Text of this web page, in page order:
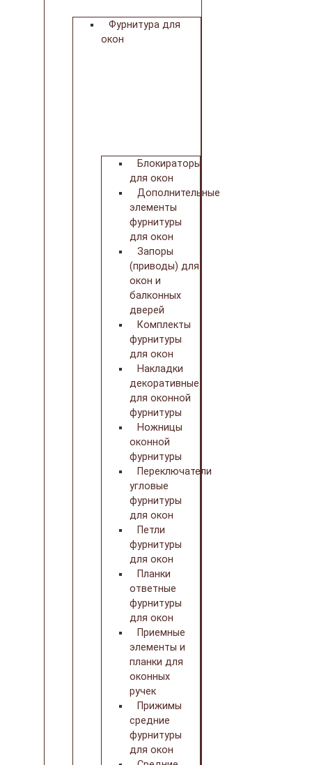
Фурнитура для
окон
Блокираторы
для окон
Дополнительные
элементы
фурнитуры
для окон
Запоры
(приводы) для
окон и
балконных
дверей
Комплекты
фурнитуры
для окон
Накладки
декоративные
для оконной
фурнитуры
Ножницы
оконной
фурнитуры
Переключатели
угловые
фурнитуры
для окон
Петли
фурнитуры
для окон
Планки
ответные
фурнитуры
для окон
Приемные
элементы и
планки для
оконных
ручек
Прижимы
средние
фурнитуры
для окон